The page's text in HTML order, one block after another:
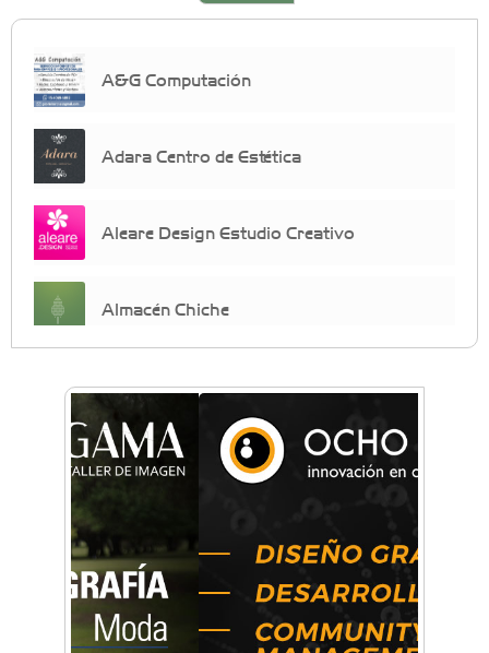
A&G Computación
Adara Centro de Estética
Aleare Design Estudio Creativo
Almacén Chiche
crecimiento personal
Arq. Horacio Alejandro Sánchez
Artística ApasionArte
Artística Catalina